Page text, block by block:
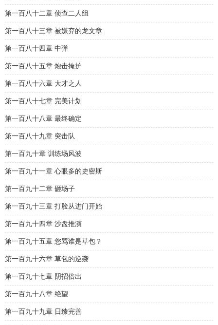
第一百八十二章 侦查二人组
第一百八十三章 被嫌弃的龙文章
第一百八十四章 中弹
第一百八十五章 炮击掩护
第一百八十六章 大才之人
第一百八十七章 完美计划
第一百八十八章 最终确定
第一百八十九章 突击队
第一百九十章 训练场风波
第一百九十一章 心眼多的史密斯
第一百九十二章 砸场子
第一百九十三章 打脸从进门开始
第一百九十四章 沙盘推演
第一百九十五章 您骂谁是草包？
第一百九十六章 草包的逆袭
第一百九十七章 阴招倍出
第一百九十八章 绝望
第一百九十九章 日臻完善